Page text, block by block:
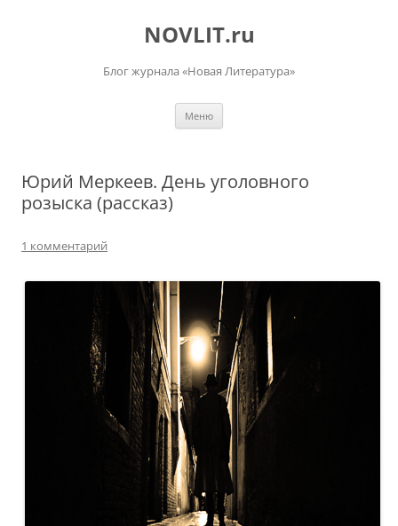
NOVLIT.ru
Блог журнала «Новая Литература»
Меню
Юрий Меркеев. День уголовного
розыска (рассказ)
1 комментарий